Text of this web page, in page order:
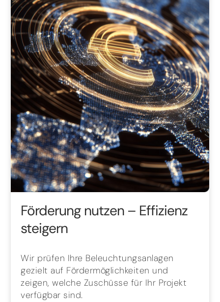
Förderung nutzen – Effizienz
steigern
Wir prüfen Ihre Beleuchtungsanlagen
gezielt auf Fördermöglichkeiten und
zeigen, welche Zuschüsse für Ihr Projekt
verfügbar sind.